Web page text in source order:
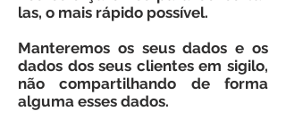
las, o mais rápido possível.
Manteremos os seus dados e os
dados dos seus clientes em sigilo,
não compartilhando de forma
alguma esses dados.